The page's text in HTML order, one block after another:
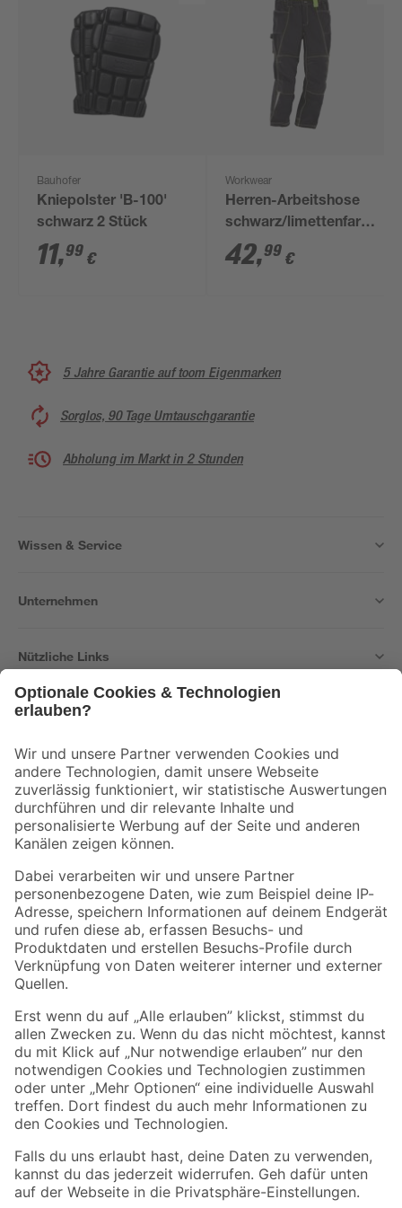
Bauhofer
Kniepolster 'B-100'
schwarz 2 Stück
11,99 €
Workwear
Herren-Arbeitshose
schwarz/limettenfarben
Gr. 52
42,99 €
5 Jahre Garantie auf toom Eigenmarken
Sorglos, 90 Tage Umtauschgarantie
Abholung im Markt in 2 Stunden
Wissen & Service
Unternehmen
Nützliche Links
Der toom Newsletter: Keine Angebote und Aktionen mehr verpassen!
Zur Newsletter Anmeldung
Folge uns
Zahlungsarten Versandarten
Sicher einkaufen
Jetzt die toom-App herunterladen
Alle Preisangaben in EUR inkl. gesetzl. MwSt.. Die dargestellten Angebote sind unter
Umständen nicht in allen Märkten verfügbar. Die angegebenen Verfügbarkeiten beziehen